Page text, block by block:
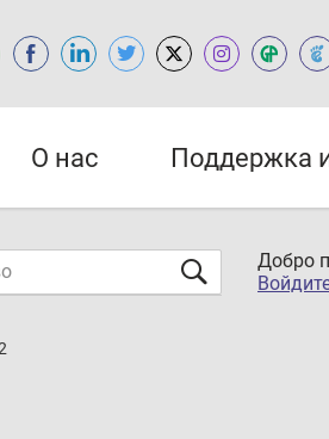
О нас Поддержка
Добро